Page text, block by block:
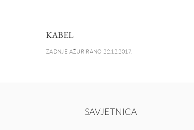
KABEL
ZADNJE AŽURIRANO 22.12.2017.
SAVJETNICA